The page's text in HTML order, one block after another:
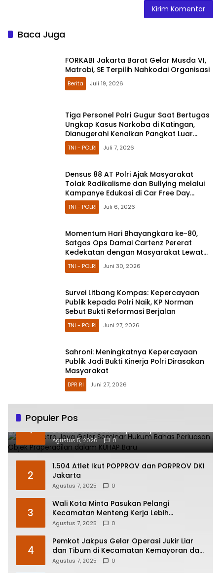
Baca Juga
FORKABI Jakarta Barat Gelar Musda VI,
Matrobi, SE Terpilih Nahkodai Organisasi
Berita Juli 19, 2026
Tiga Personel Polri Gugur Saat Bertugas
Ungkap Kasus Narkoba di Katingan,
Dianugerahi Kenaikan Pangkat Luar
Biasa Anumerta
TNI - POLRI Juli 7, 2026
Densus 88 AT Polri Ajak Masyarakat
Tolak Radikalisme dan Bullying melalui
Kampanye Edukasi di Car Free Day
Makassar
TNI - POLRI Juli 6, 2026
Momentum Hari Bhayangkara ke-80,
Satgas Ops Damai Cartenz Pererat
Kedekatan dengan Masyarakat Lewat
Bakti Sosial
TNI - POLRI Juni 30, 2026
Survei Litbang Kompas: Kepercayaan
Publik kepada Polri Naik, KP Norman
Sebut Bukti Reformasi Berjalan
TNI - POLRI Juni 27, 2026
Sahroni: Meningkatnya Kepercayaan
Publik Jadi Bukti Kinerja Polri Dirasakan
Masyarakat
DPR RI Juni 27, 2026
Populer Pos
1
Polda Metro Jaya Gelar Seminar Hukum
Bahas Perluasan Objek Praperadilan
dalam KUHAP Baru
Agustus 5, 2026 0
2
1.504 Atlet Ikut POPPROV dan PORPROV DKI
Jakarta
Agustus 7, 2025 0
3
Wali Kota Minta Pasukan Pelangi
Kecamatan Menteng Kerja Lebih
Responsif
Agustus 7, 2025 0
4
Pemkot Jakpus Gelar Operasi Jukir Liar
dan Tibum di Kecamatan Kemayoran dan
Johar Baru
Agustus 7, 2025 0